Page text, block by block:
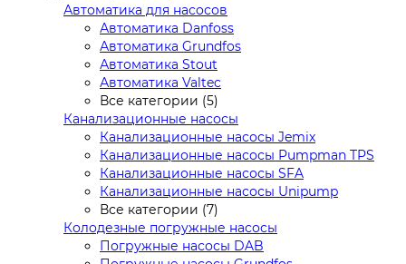
Автоматика для насосов
Автоматика Danfoss
Автоматика Grundfos
Автоматика Stout
Автоматика Valtec
Все категории (5)
Канализационные насосы
Канализационные насосы Jemix
Канализационные насосы Pumpman TPS
Канализационные насосы SFA
Канализационные насосы Unipump
Все категории (7)
Колодезные погружные насосы
Погружные насосы DAB